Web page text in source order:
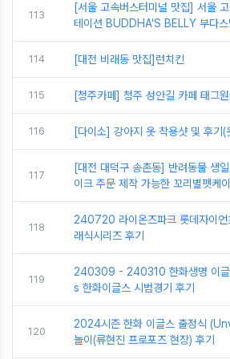
113
[서울 고속버스터미널 맛집] 서울
테이션 BUDDHA'S BELLY 부다스
114 [대전 비래동 맛집]런치킨
115 [청주카페] 청주 성안길 카페 태그
116 [다이소] 강아지 옷 착용샷 및 후기
117
[대전 대덕구 송촌동] 반려동물 생
이크 주문 제작 가능한 꼬리별펫케
118
240720 라이온즈파크 롯데자이언
래식시리즈 후기
119
240309 - 240310 한화생명 이글
s 한화이글스 시범경기 후기
120
2024시즌 한화 이글스 출정식
놀이(류현진 프로포즈 현장) 후기